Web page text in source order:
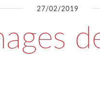
27/02/2019